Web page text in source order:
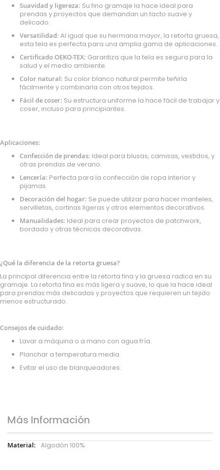
Suavidad y ligereza: Su fino gramaje la hace ideal para
prendas y proyectos que demandan un tacto suave y
delicado.
Versatilidad: Al igual que su hermana mayor, la retorta gruesa,
esta tela es perfecta para una amplia gama de aplicaciones.
Certificado OEKO-TEX: Garantiza que la tela es segura para la
salud y el medio ambiente.
Color natural: Su color blanco natural permite teñirla
fácilmente y combinarla con otros tejidos.
Fácil de coser: Su estructura uniforme la hace fácil de trabajar y
coser, incluso para principiantes.
Aplicaciones:
Confección de prendas: Ideal para blusas, camisas, vestidos, y
otras prendas de verano.
Lencería: Perfecta para la confección de ropa interior y
pijamas.
Decoración del hogar: Se puede utilizar para hacer manteles,
servilletas, cortinas ligeras y otros elementos decorativos.
Manualidades: Ideal para crear proyectos de patchwork,
bordado y otras técnicas decorativas.
¿Qué la diferencia de la retorta gruesa?
La principal diferencia entre la retorta fina y la gruesa radica en su
gramaje. La retorta fina es más ligera y suave, lo que la hace ideal
para prendas más delicadas y proyectos que requieren un tejido
menos estructurado.
Consejos de cuidado:
Lavar a máquina o a mano con agua fría.
Planchar a temperatura media.
Evitar el uso de blanqueadores.
Más Información
Más
Algodón 100%